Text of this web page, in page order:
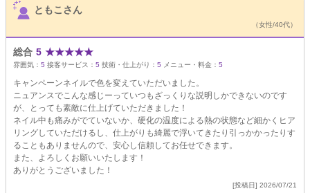
ともこさん
（女性/40代）
総合 5 ★★★★★
雰囲気： 5 接客サービス： 5 技術・仕上がり： 5 メニュー・料金： 5
キャンペーンネイルで色を変えていただいました。
ニュアンスでこんな感じーっていつもざっくりな説明しかできないのです
が、とっても素敵に仕上げていただきました！
ネイル中も痛みがでていないか、硬化の温度による熱の状態など細かくヒア
リングしていただけるし、仕上がりも綺麗で浮いてきたり引っかかったりす
ることもありませんので、安心し信頼してお任せできます。
また、よろしくお願いいたします！
ありがとうございました！
[投稿日] 2026/07/21